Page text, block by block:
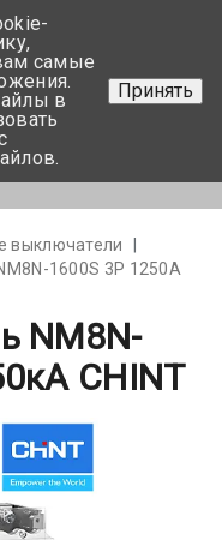
+375 17-350-99-56
+375 44-752-82-08
Задать вопрос
выключатели
1600S 3Р 1250А
NM8N-
CHINT
самые
в
Принять